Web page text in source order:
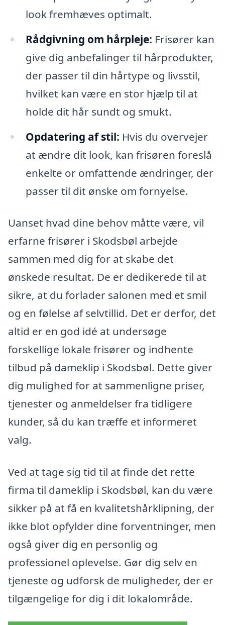
look fremhæves optimalt.
Rådgivning om hårpleje: Frisører kan
give dig anbefalinger til hårprodukter,
der passer til din hårtype og livsstil,
hvilket kan være en stor hjælp til at
holde dit hår sundt og smukt.
Opdatering af stil: Hvis du overvejer
at ændre dit look, kan frisøren foreslå
enkelte or omfattende ændringer, der
passer til dit ønske om fornyelse.
Uanset hvad dine behov måtte være, vil
erfarne frisører i Skodsbøl arbejde
sammen med dig for at skabe det
ønskede resultat. De er dedikerede til at
sikre, at du forlader salonen med et smil
og en følelse af selvtillid. Det er derfor, det
altid er en god idé at undersøge
forskellige lokale frisører og indhente
tilbud på dameklip i Skodsbøl. Dette giver
dig mulighed for at sammenligne priser,
tjenester og anmeldelser fra tidligere
kunder, så du kan træffe et informeret
valg.
Ved at tage sig tid til at finde det rette
firma til dameklip i Skodsbøl, kan du være
sikker på at få en kvalitetshårklipning, der
ikke blot opfylder dine forventninger, men
også giver dig en personlig og
professionel oplevelse. Gør dig selv en
tjeneste og udforsk de muligheder, der er
tilgængelige for dig i dit lokalområde.